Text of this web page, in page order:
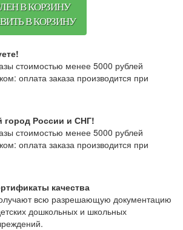
В КОРЗИНУ
В КОРЗИНУ
стоимостью менее 5000 рублей
оплата заказа производится при
России и СНГ!
стоимостью менее 5000 рублей
оплата заказа производится при
качества
всю разрешающую документацию
дошкольных и школьных